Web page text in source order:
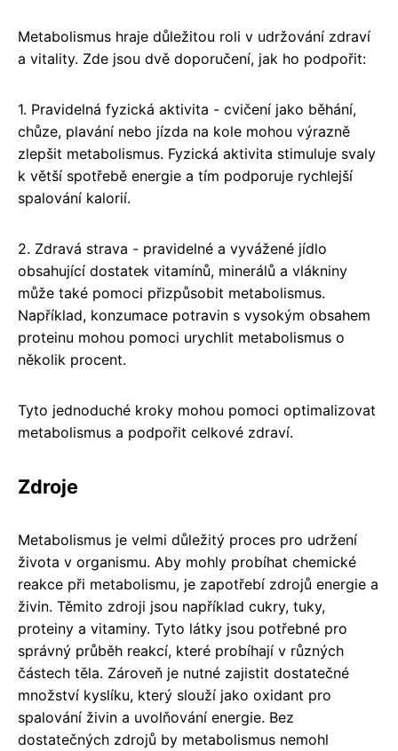
Metabolismus hraje důležitou roli v udržování zdraví
a vitality. Zde jsou dvě doporučení, jak ho podpořit:
1. Pravidelná fyzická aktivita - cvičení jako běhání,
chůze, plavání nebo jízda na kole mohou výrazně
zlepšit metabolismus. Fyzická aktivita stimuluje svaly
k větší spotřebě energie a tím podporuje rychlejší
spalování kalorií.
2. Zdravá strava - pravidelné a vyvážené jídlo
obsahující dostatek vitamínů, minerálů a vlákniny
může také pomoci přizpůsobit metabolismus.
Například, konzumace potravin s vysokým obsahem
proteinu mohou pomoci urychlit metabolismus o
několik procent.
Tyto jednoduché kroky mohou pomoci optimalizovat
metabolismus a podpořit celkové zdraví.
Zdroje
Metabolismus je velmi důležitý proces pro udržení
života v organismu. Aby mohly probíhat chemické
reakce při metabolismu, je zapotřebí zdrojů energie a
živin. Těmito zdroji jsou například cukry, tuky,
proteiny a vitaminy. Tyto látky jsou potřebné pro
správný průběh reakcí, které probíhají v různých
částech těla. Zároveň je nutné zajistit dostatečné
množství kyslíku, který slouží jako oxidant pro
spalování živin a uvolňování energie. Bez
dostatečných zdrojů by metabolismus nemohl